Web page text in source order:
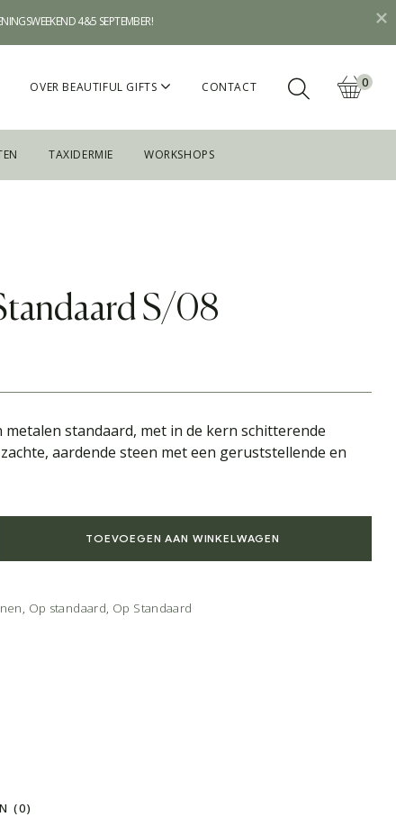
OVER BEAUTIFUL GIFTS CONTACT 0
TAXIDERMIE WORKSHOPS
S/08
metalen standaard, met in de kern schitterende
aardende steen met een geruststellende en
TOEVOEGEN AAN WINKELWAGEN
Op standaard Op Standaard
(0)
4&5 SEPTEMBER!